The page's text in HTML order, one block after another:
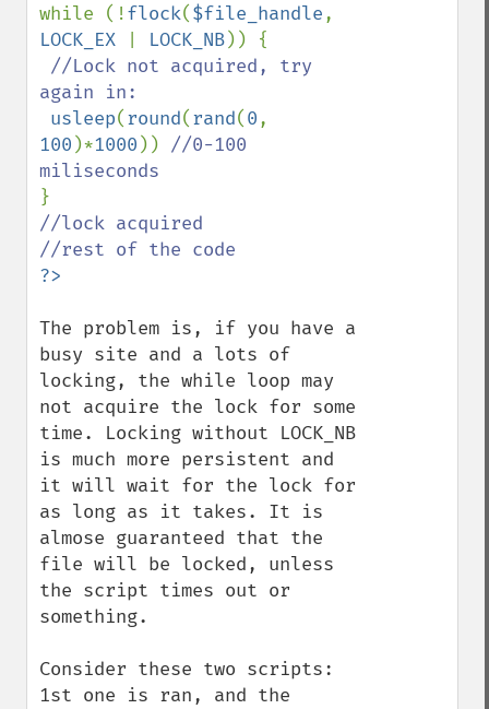
while (!flock($file_handle
LOCK_EX
LOCK_NB)) {
//Lock not acquired, try
again in:
usleep(round(rand(0
100 )*1000 )) //0-100
//lock acquired
The problem is, if you have a
busy site and a lots of
locking, the while loop may
not acquire the lock for some
time. Locking without LOCK_NB
is much more persistent and
it will wait for the lock for
as long as it takes. It is
almose guaranteed that the
file will be locked, unless
the script times out or
something.
Consider these two scripts:
1st one is ran, and the